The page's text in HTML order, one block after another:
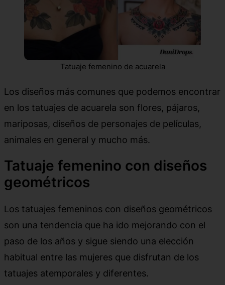
Tatuaje femenino de acuarela
Los diseños más comunes que podemos encontrar
en los tatuajes de acuarela son flores, pájaros,
mariposas, diseños de personajes de películas,
animales en general y mucho más.
Tatuaje femenino con diseños
geométricos
Los tatuajes femeninos con diseños geométricos
son una tendencia que ha ido mejorando con el
paso de los años y sigue siendo una elección
habitual entre las mujeres que disfrutan de los
tatuajes atemporales y diferentes.